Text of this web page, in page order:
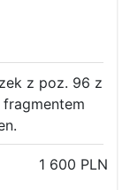
z poz. 96 z
1 600 PLN